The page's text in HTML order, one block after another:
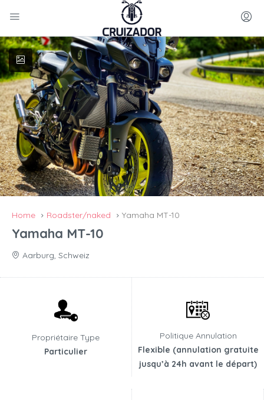
Home Roadster/naked Yamaha MT-10
Yamaha MT-10
Aarburg, Schweiz
Propriétaire Type
Particulier
Politique Annulation
Flexible (annulation gratuite
jusqu’à 24h avant le départ)